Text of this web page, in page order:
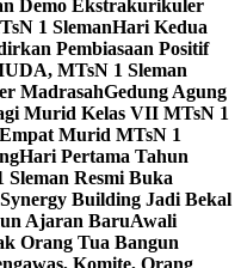
Demo Ekstrakurikuler
1 SlemanHari Kedua
Pembiasaan Positif
MTsN 1 Sleman
MadrasahGedung Agung
Murid Kelas VII MTsN 1
Murid MTsN 1
Hari Pertama Tahun
Resmi Buka
Building Jadi Bekal
Ajaran BaruAwali
Orang Tua Bangun
Komite, Orang